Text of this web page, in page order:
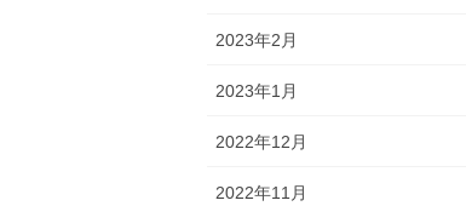
2023年2月
2023年1月
2022年12月
2022年11月